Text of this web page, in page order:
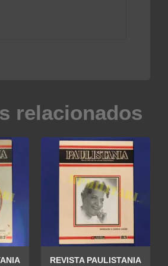
relacionados
REVISTA PAULISTANIA